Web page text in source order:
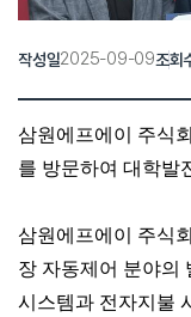
작성일2025-09-09조회
삼원에프에이 주식
를 방문하여 대학발
삼원에프에이 주식
장 자동제어 분야의
시스템과 전자지불